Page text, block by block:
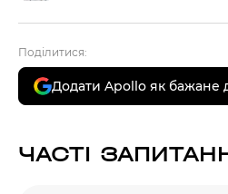
Поділитися:
Додати Apollo як бажане
ЧАСТІ